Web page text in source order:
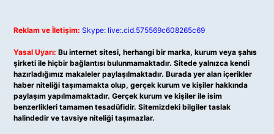
Reklam ve İletişim: Skype: live:.cid.575569c608265c69
Yasal Uyarı: Bu internet sitesi, herhangi bir marka, kurum veya şahıs
şirketi ile hiçbir bağlantısı bulunmamaktadır. Sitede yalnızca kendi
hazırladığımız makaleler paylaşılmaktadır. Burada yer alan içerikler
haber niteliği taşımamakta olup, gerçek kurum ve kişiler hakkında
paylaşım yapılmamaktadır. Gerçek kurum ve kişiler ile isim
benzerlikleri tamamen tesadüfidir. Sitemizdeki bilgiler taslak
halindedir ve tavsiye niteliği taşımazlar.